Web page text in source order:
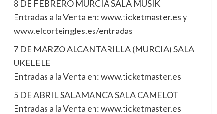
8 DE FEBRERO MURCIA SALA MUSIK
Entradas a la Venta en: www.ticketmaster.es y
www.elcorteingles.es/entradas
7 DE MARZO ALCANTARILLA (MURCIA) SALA
UKELELE
Entradas a la Venta en: www.ticketmaster.es
5 DE ABRIL SALAMANCA SALA CAMELOT
Entradas a la Venta en: www.ticketmaster.es